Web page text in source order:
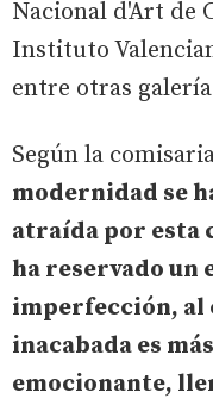
Nacional d'Art de
Instituto
entre otras
Según la
modernidad se
atraída por esta
ha reservado un
imperfección, al
inacabada es
emocionante,